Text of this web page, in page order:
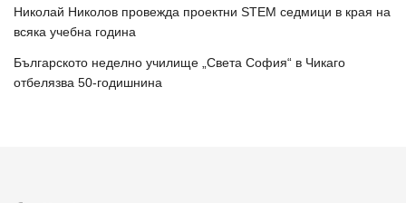
Николай Николов провежда проектни STEM седмици в края на
всяка учебна година
Българското неделно училище „Света София“ в Чикаго
отбелязва 50-годишнина